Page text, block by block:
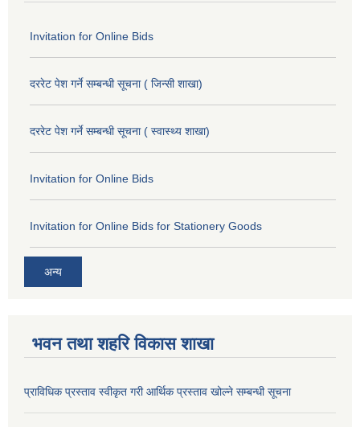
Invitation for Online Bids
दररेट पेश गर्ने सम्बन्धी सूचना ( जिन्सी शाखा)
दररेट पेश गर्ने सम्बन्धी सूचना ( स्वास्थ्य शाखा)
Invitation for Online Bids
Invitation for Online Bids for Stationery Goods
अन्य
भवन तथा शहरि विकास शाखा
प्राविधिक प्रस्ताव स्वीकृत गरी आर्थिक प्रस्ताव खोल्ने सम्बन्धी सूचना